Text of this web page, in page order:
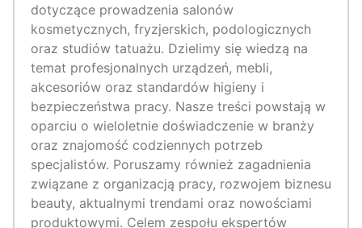
dotyczące prowadzenia salonów
kosmetycznych, fryzjerskich, podologicznych
oraz studiów tatuażu. Dzielimy się wiedzą na
temat profesjonalnych urządzeń, mebli,
akcesoriów oraz standardów higieny i
bezpieczeństwa pracy. Nasze treści powstają w
oparciu o wieloletnie doświadczenie w branży
oraz znajomość codziennych potrzeb
specjalistów. Poruszamy również zagadnienia
związane z organizacją pracy, rozwojem biznesu
beauty, aktualnymi trendami oraz nowościami
produktowymi. Celem zespołu ekspertów